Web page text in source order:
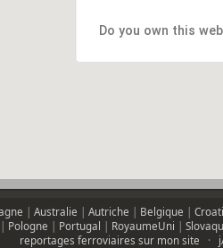
Do you own this
| Australie | Autriche | Belgique |
| Pologne | Portugal | RoyaumeUni |
reportages ferroviaires sur mon site ·